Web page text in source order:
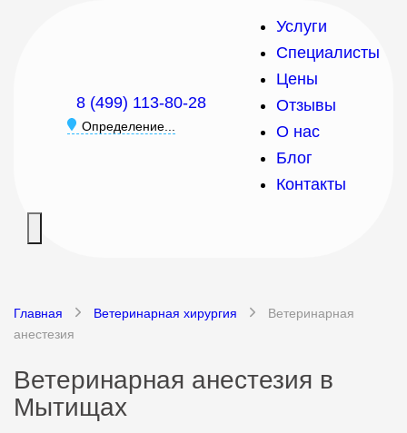
Услуги
Специалисты
Цены
Отзывы
О нас
Блог
Контакты
8 (499) 113-80-28
Определение...
Главная Ветеринарная хирургия
Ветеринарная
анестезия
Ветеринарная анестезия в
Мытищах